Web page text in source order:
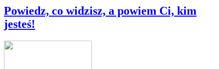
Powiedz, co widzisz, a powiem Ci, kim
jesteś!